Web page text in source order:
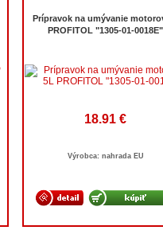
Prípravok na umývanie
PROFITOL "1305-01-0018E"
18.91 €
Výrobca: nahrada EU